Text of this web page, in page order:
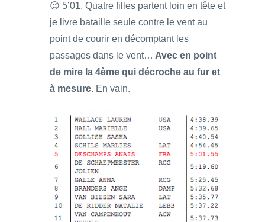
😉 5’01. Quatre filles partent loin en tête et
je livre bataille seule contre le vent au
point de courir en décomptant les
passages dans le vent… Avec en point
de mire la 4ème qui décroche au fur et
à mesure. En vain.